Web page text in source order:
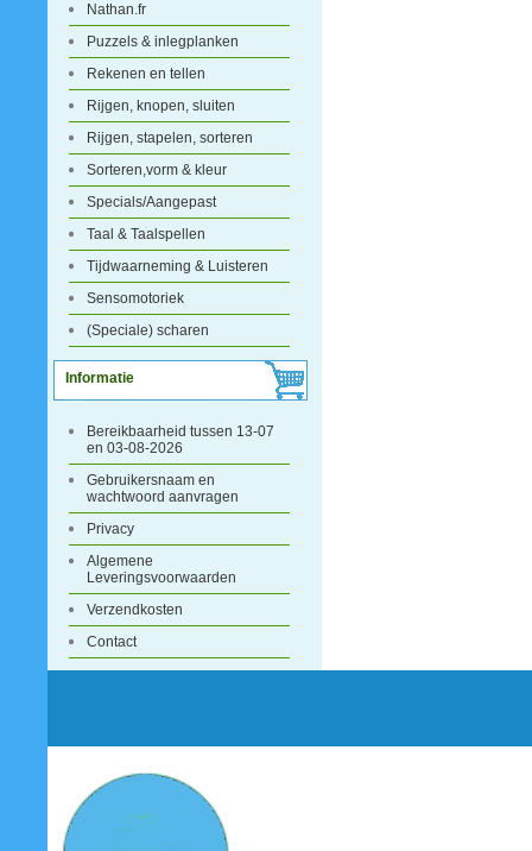
Nathan.fr
Puzzels & inlegplanken
Rekenen en tellen
Rijgen, knopen, sluiten
Rijgen, stapelen, sorteren
Sorteren,vorm & kleur
Specials/Aangepast
Taal & Taalspellen
Tijdwaarneming & Luisteren
Sensomotoriek
(Speciale) scharen
Informatie
Bereikbaarheid tussen 13-07
en 03-08-2026
Gebruikersnaam en
wachtwoord aanvragen
Privacy
Algemene
Leveringsvoorwaarden
Verzendkosten
Contact